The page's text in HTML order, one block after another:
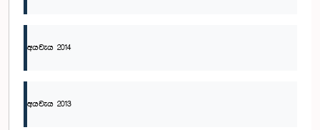
අයවැය 2014
අයවැය 2013